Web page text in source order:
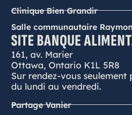
Clinique Bien Grandir
Salle communautaire
SITE BANQUE
161, av. Marier
Ottawa, Ontario K1L 5R8
Sur rendez-vous seulement
du lundi au vendredi.
Partage Vanier